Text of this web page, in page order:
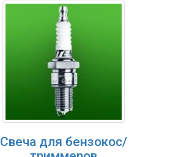
Свеча для бензокос/